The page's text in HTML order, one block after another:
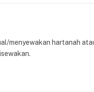
menyewakan hartanah